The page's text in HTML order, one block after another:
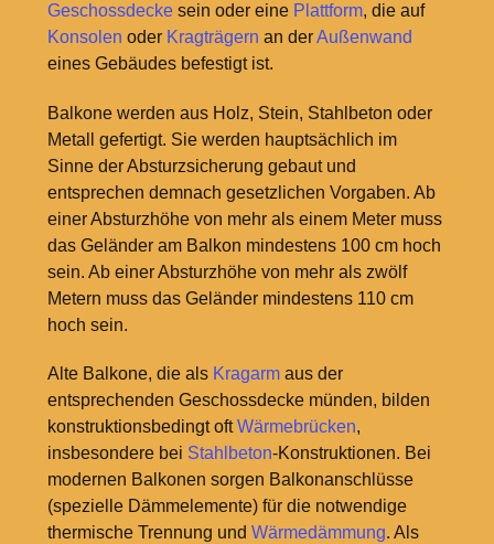
Geschossdeckesein oder eine Plattform, die auf
Konsolen oder Kragträgern an derAußenwand
eines Gebäudes befestigt ist.
Balkone werden aus Holz, Stein, Stahlbeton oder
Metall gefertigt. Sie werden hauptsächlich im
Sinne der Absturzsicherung gebaut und
entsprechen demnach gesetzlichen Vorgaben. Ab
einer Absturzhöhe von mehr als einem Meter muss
das Geländer am Balkon mindestens 100 cm hoch
sein. Ab einer Absturzhöhe von mehr als zwölf
Metern muss das Geländer mindestens 110 cm
hoch sein.
Alte Balkone, die als Kragarmaus der
entsprechenden Geschossdecke münden, bilden
konstruktionsbedingt oftWärmebrücken,
insbesondere bei Stahlbeton-Konstruktionen. Bei
modernen Balkonen sorgen Balkonanschlüsse
(spezielle Dämmelemente) für die notwendige
thermische Trennung und Wärmedämmung. Als